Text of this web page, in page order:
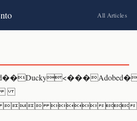
All Articles
